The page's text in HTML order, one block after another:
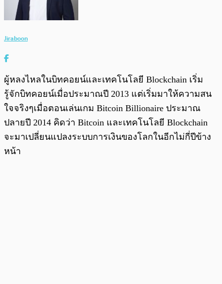
Jiraboon
ผู้หลงไหลในบิทคอยน์และเทคโนโลยี Blockchain เริ่ม
รู้จักบิทคอยน์เมื่อประมาณปี 2013 แต่เริ่มมาให้ความสน
ใจจริงๆเมื่อตอนเล่นเกม Bitcoin Billionaire ประมาณ
ปลายปี 2014 คิดว่า Bitcoin และเทคโนโลยี Blockchain
จะมาเปลี่ยนแปลงระบบการเงินของโลกในอีกไม่กี่ปีข้าง
หน้า